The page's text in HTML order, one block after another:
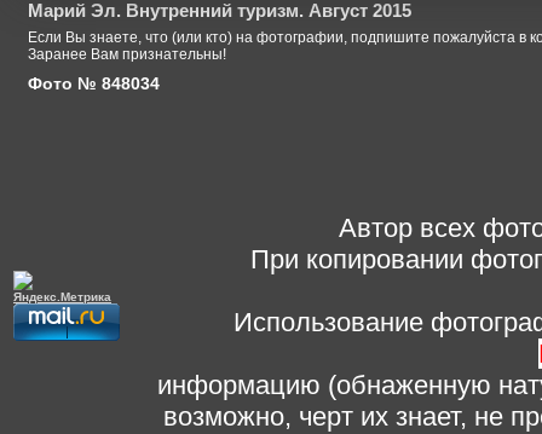
Марий Эл. Внутренний туризм. Август 2015
Если Вы знаете, что (или кто) на фотографии, подпишите пожалуйста в
Заранее Вам признательны!
Фото № 848034
Автор всех
При копировании
Использование
информацию (обнаженную
возможно, черт их знает, не